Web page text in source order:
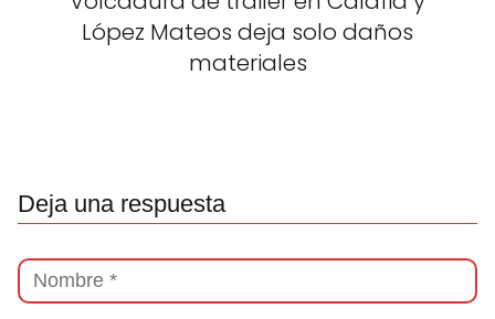
López Mateos deja solo daños
materiales
Deja una respuesta